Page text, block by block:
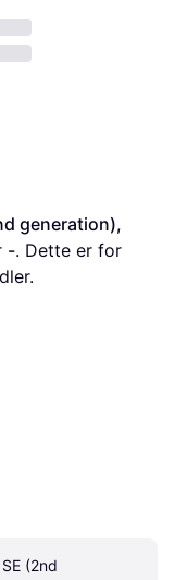
generation),
-. Dette er for
(2nd